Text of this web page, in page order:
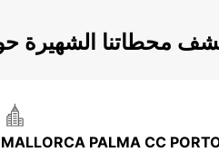
MALLORCA PALMA CC